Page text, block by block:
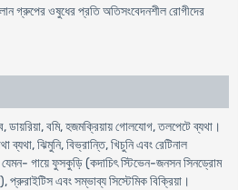
গ্রুপের ওষুধের প্রতি অতিসংবেদনশীল রোগীদের
ডায়রিয়া, বমি, হজমক্রিয়ায় গোলযোগ, তলপেটে ব্যথা।
ব্যথা, ঝিমুনি, বিভ্রান্তি, খিচুনি এবং রেটিনাল
গায়ে ফুসকুড়ি (কদাচিৎ স্টিভেন-জনসন সিনড্রোম
প্রুরাইটিস এবং সম্ভাব্য সিস্টেমিক বিক্রিয়া।